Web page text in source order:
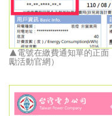
▲電號在繳費通知單的正面
勵活動官網）